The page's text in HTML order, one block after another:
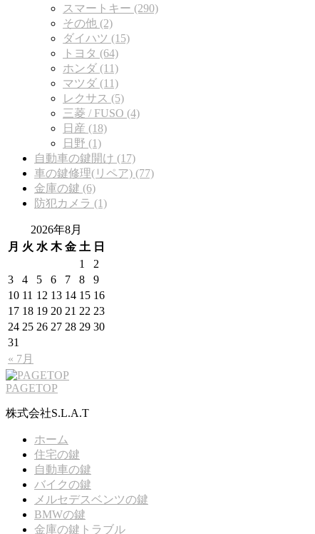
スマートキー (290)
その他 (2)
ダイハツ (15)
トヨタ (64)
ホンダ (11)
マツダ (11)
レクサス (5)
三菱 / FUSO (4)
日産 (18)
日野 (1)
自動車の鍵開け (17)
車の鍵修理(リペア) (77)
金庫の鍵 (6)
防犯カメラ (1)
2026年8月
月 火 水 木 金 土 日
« 7月
1
2
3
4 5 6 7 8
9
10 11 12 13 14 15 16
17 18 19 20 21 22 23
24 25 26 27 28 29 30
31
PAGETOP
株式会社S.L.A.T
ホーム
住宅の鍵
自動車の鍵
バイクの鍵
メルセデスベンツの鍵
BMWの鍵
金庫の鍵トラブル